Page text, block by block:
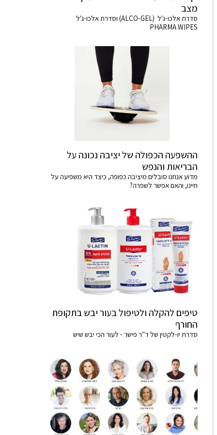
מצב
סדרת אלכו-ג'ל (ALCO-GEL) וסדרת אלכו-ג'ל
PHARMA WIPES
ההשפעה הכפולה של יציבה נכונה על
הבריאות והנפש
מדוע אנחנו סובלים מיציבה כפופה, כיצד היא משפיעה על
חיינו, והאם אפשר לשפרה?
טיפים להקלה ולטיפול בעור יבש בתקופת
החורף
סדרת יו-לקטין של ד"ר פישר - לעור הכי יבש שיש